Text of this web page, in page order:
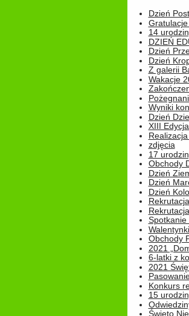
Dzień
14
DZIEŃ
Dzień
Dzień
Z galerii
Wakacje
Wyniki
Dzień
XIII
zdjęcia
17
Obchody
Dzień
Dzień
Dzień
Rekrutacja
Spotkanie
Obchody
2021
6-latki z
2021
Konkurs
15
Święto